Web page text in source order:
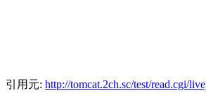
引用元: http://tomcat.2ch.sc/test/read.cgi/